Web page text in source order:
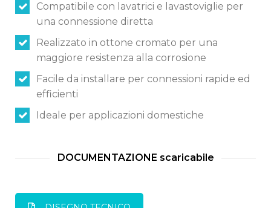
Compatibile con lavatrici e lavastoviglie per
una connessione diretta
Realizzato in ottone cromato per una
maggiore resistenza alla corrosione
Facile da installare per connessioni rapide ed
efficienti
Ideale per applicazioni domestiche
DOCUMENTAZIONE scaricabile
Switch The Language
Italiano English